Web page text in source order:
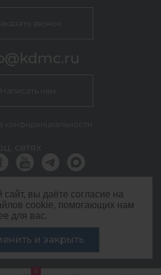
0
вы даёте согласие на
cookie, помогающих нам
для вас.
и закрыть
пер. 5-й Заводской, 42
звонок
Написать нам
конфиденциальности
сетях
ОГРН: 1063667287551